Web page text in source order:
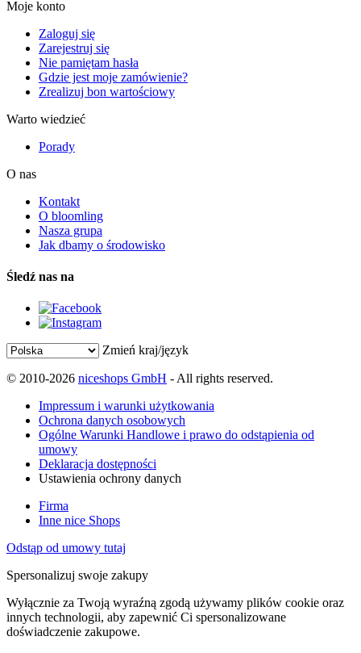
Moje konto
Zaloguj się
Zarejestruj się
Nie pamiętam hasła
Gdzie jest moje zamówienie?
Zrealizuj bon wartościowy
Warto wiedzieć
Porady
O nas
Kontakt
O bloomling
Nasza grupa
Jak dbamy o środowisko
Śledź nas na
Zmień kraj/język
© 2010-2026 niceshops GmbH - All rights reserved.
Impressum i warunki użytkowania
Ochrona danych osobowych
Ogólne Warunki Handlowe i prawo do odstąpienia od
umowy
Deklaracja dostępności
Ustawienia ochrony danych
Firma
Inne nice Shops
Odstąp od umowy tutaj
Spersonalizuj swoje zakupy
Wyłącznie za Twoją wyraźną zgodą używamy plików cookie oraz
innych technologii, aby zapewnić Ci spersonalizowane
doświadczenie zakupowe.